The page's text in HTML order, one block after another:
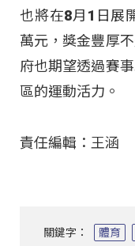
也將在8月1日展
萬元，獎金豐厚
府也期望透過賽
區的運動活力。
責任編輯：王涵
關鍵字： 體育